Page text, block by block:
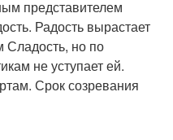
представителем
Радость вырастает
Сладость, но по
не уступает ей.
Срок созревания